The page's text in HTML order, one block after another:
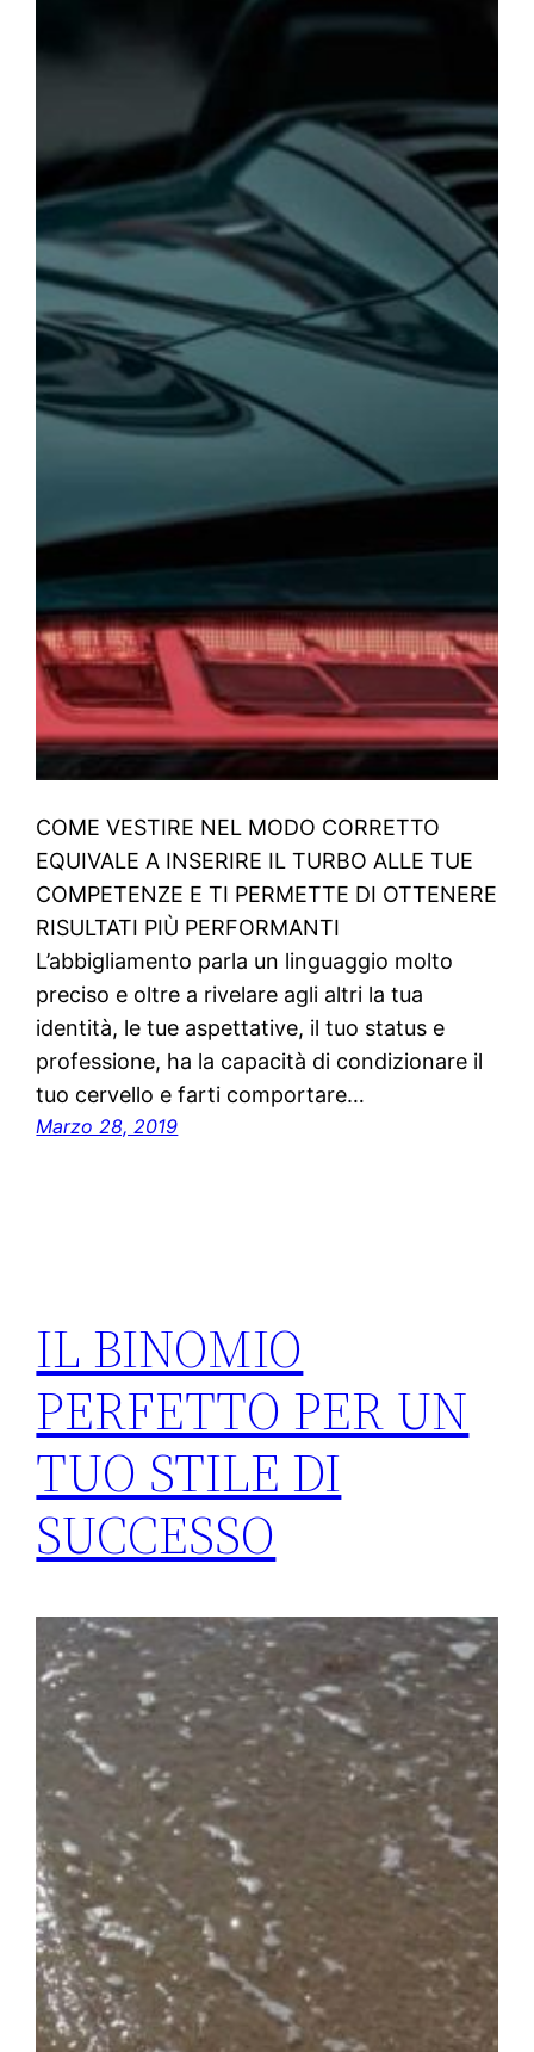
COME VESTIRE NEL MODO CORRETTO
EQUIVALE A INSERIRE IL TURBO ALLE TUE
COMPETENZE E TI PERMETTE DI OTTENERE
RISULTATI PIÙ PERFORMANTI
L’abbigliamento parla un linguaggio molto
preciso e oltre a rivelare agli altri la tua
identità, le tue aspettative, il tuo status e
professione, ha la capacità di condizionare il
tuo cervello e farti comportare…
Marzo 28, 2019
IL BINOMIO
PERFETTO PER UN
TUO STILE DI
SUCCESSO